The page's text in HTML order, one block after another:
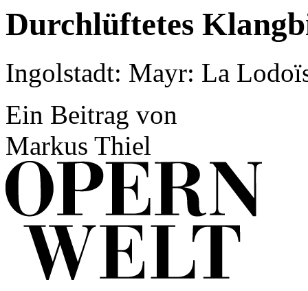
Durchlüftetes
Ingolstadt: Mayr: La
Ein Beitrag von
Markus Thiel